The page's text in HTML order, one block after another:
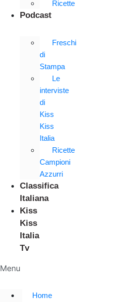
Ricette
Podcast
Freschi
di
Stampa
Le
interviste
di
Kiss
Kiss
Italia
Ricette
Campioni
Azzurri
Classifica
Italiana
Kiss
Kiss
Italia
Tv
Menu
Home